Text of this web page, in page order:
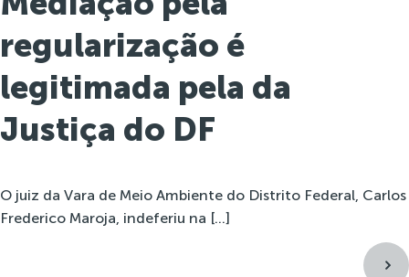
regularização é
legitimada pela da
Justiça do DF
O juiz da Vara de Meio Ambiente do Distrito Federal, Carlos
Frederico Maroja, indeferiu na […]